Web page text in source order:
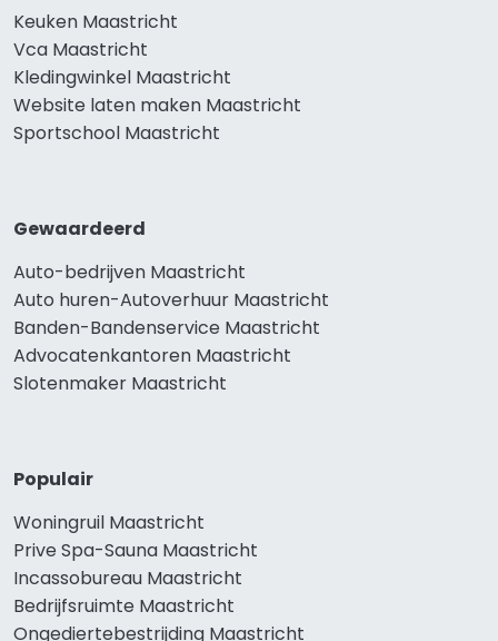
Keuken Maastricht
Vca Maastricht
Kledingwinkel Maastricht
Website laten maken Maastricht
Sportschool Maastricht
Gewaardeerd
Auto-bedrijven Maastricht
Auto huren-Autoverhuur Maastricht
Banden-Bandenservice Maastricht
Advocatenkantoren Maastricht
Slotenmaker Maastricht
Populair
Woningruil Maastricht
Prive Spa-Sauna Maastricht
Incassobureau Maastricht
Bedrijfsruimte Maastricht
Ongediertebestrijding Maastricht